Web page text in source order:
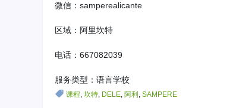
微信：samperealicante
区域：阿里坎特
电话：667082039
服务类型：语言学校
课程, 坎特, DELE, 阿利 , SAMPERE